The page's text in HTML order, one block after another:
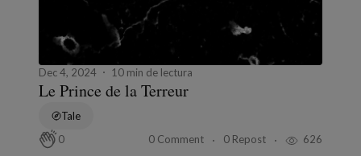
Dec 4, 2024 10 min de lectura
Le Prince de la Terreur
Tale
0
0 Comment 0 Repost 626